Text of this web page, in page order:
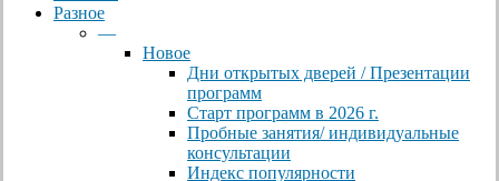
Разное
—
Новое
Дни открытых дверей / Презентации
программ
Старт программ в 2026 г.
Пробные занятия/ индивидуальные
консультации
Индекс популярности